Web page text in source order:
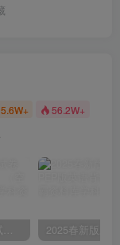
56.2W+
2024年高考数学试卷（文）（全国甲卷）（空白卷）